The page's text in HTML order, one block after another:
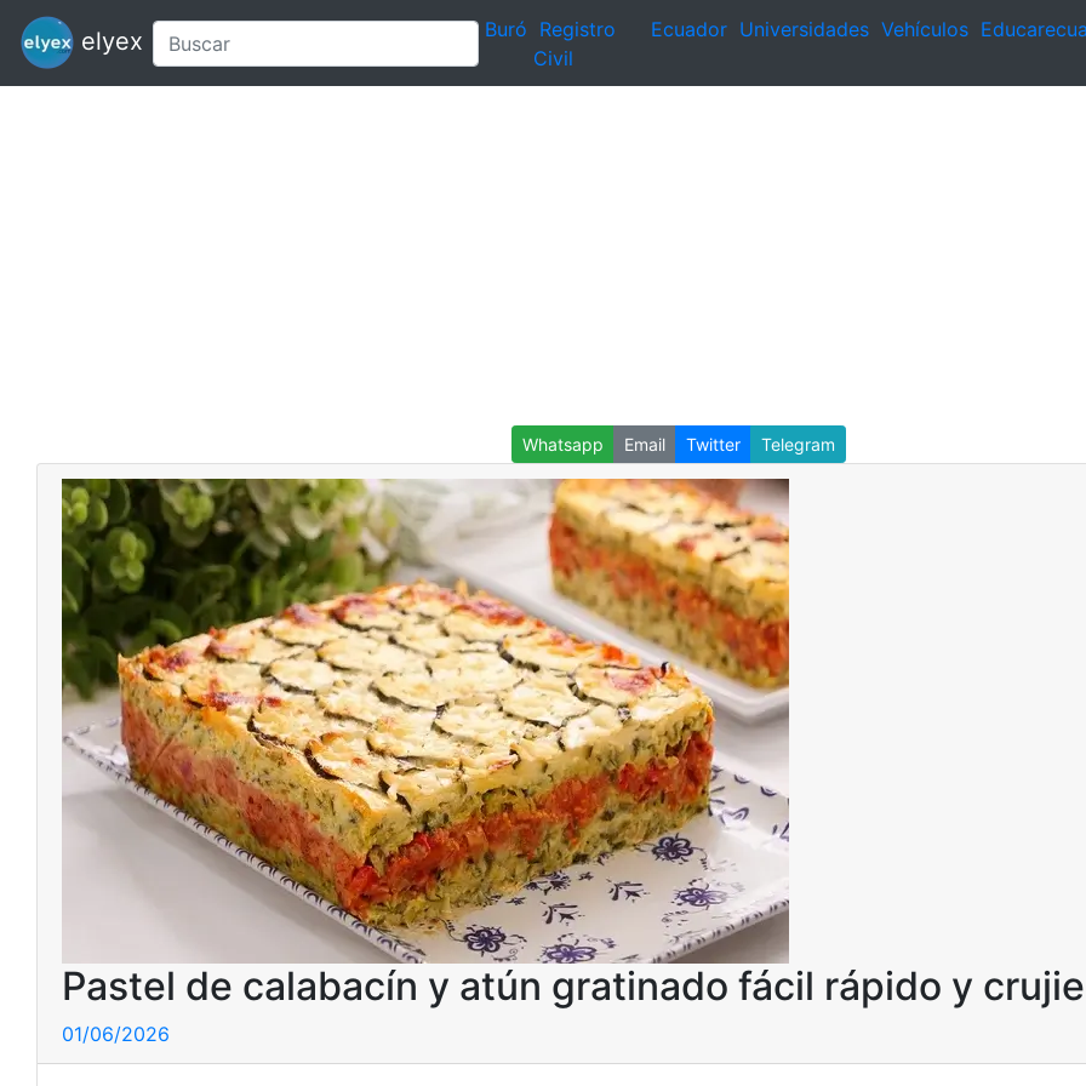
elyex Buró Registro
Civil
Ecuador Universidades Vehículos
Whatsapp Email Twitter Telegram
Pastel de calabacín y atún gratinado fácil rápido y
01/06/2026